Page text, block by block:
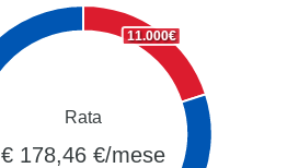
11.000€
Rata
€ 178,46 €/mese